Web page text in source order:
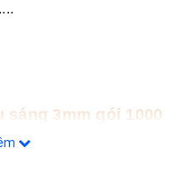
3mm gói 1000